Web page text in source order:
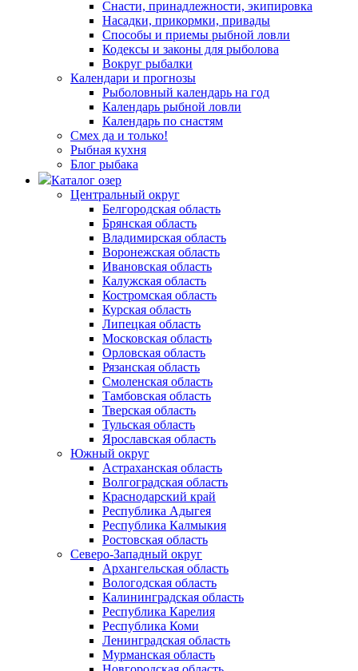
Снасти, принадлежности, экипировка
Насадки, прикормки, привады
Способы и приемы рыбной ловли
Кодексы и законы для рыболова
Вокруг рыбалки
Календари и прогнозы
Рыболовный календарь на год
Календарь рыбной ловли
Календарь по снастям
Смех да и только!
Рыбная кухня
Блог рыбака
Каталог озер
Центральный округ
Белгородская область
Брянская область
Владимирская область
Воронежская область
Ивановская область
Калужская область
Костромская область
Курская область
Липецкая область
Московская область
Орловская область
Рязанская область
Смоленская область
Тамбовская область
Тверская область
Тульская область
Ярославская область
Южный округ
Астраханская область
Волгоградская область
Краснодарский край
Республика Адыгея
Республика Калмыкия
Ростовская область
Северо-Западный округ
Архангельская область
Вологодская область
Калининградская область
Республика Карелия
Республика Коми
Ленинградская область
Мурманская область